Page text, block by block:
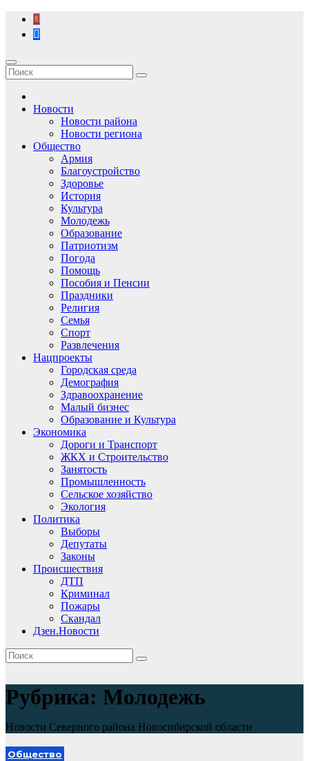
Перейти
содержимому
Новости
Новости района
Новости региона
Общество
Армия
Благоустройство
Здоровье
История
Культура
Молодежь
Образование
Патриотизм
Погода
Помощь
Пособия и Пенсии
Праздники
Религия
Семья
Спорт
Развлечения
Нацпроекты
Городская среда
Демография
Здравоохранение
Малый бизнес
Образование и Культура
Экономика
Дороги и Транспорт
ЖКХ и Строительство
Занятость
Промышленность
Сельское хозяйство
Экология
Политика
Выборы
Депутаты
Законы
Происшествия
ДТП
Криминал
Пожары
Скандал
Дзен.Новости
Рубрика: Молодежь
Новости Северного района Новосибирской области
Общество